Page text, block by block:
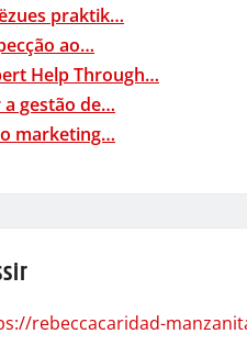
praktik…
ao…
Help Through…
gestão de…
marketing…
rebeccacaridad-